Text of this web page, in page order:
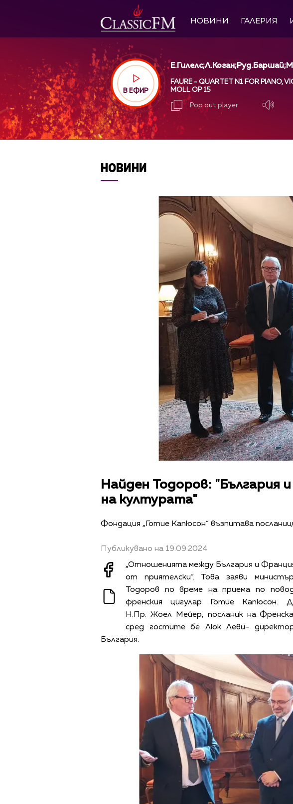
НОВИНИ ГАЛЕРИЯ
В ЕФИР
FAURE - QUARTET N1 FOR PIANO,
MOLL OP 15
Pop out player
НОВИНИ
Найден Тодоров: "България
на културата"
Фондация „Готие Капюсон“ възпитава
Публикувано на 19.09.2024
„Отношенията между България и
от приятелски“. Това заяви
Тодоров по време на приема по
френския цигулар Готие Капюсон.
Н.Пр. Жоел Мейер, посланик на
сред гостите бе Люк Леви-
България.